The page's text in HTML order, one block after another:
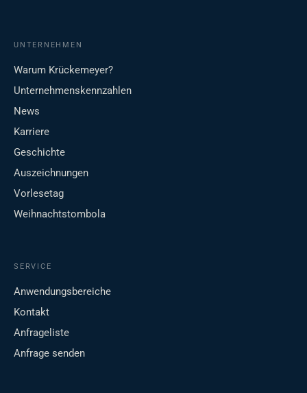
UNTERNEHMEN
Warum Krückemeyer?
Unternehmenskennzahlen
News
Karriere
Geschichte
Auszeichnungen
Vorlesetag
Weihnachtstombola
SERVICE
Anwendungsbereiche
Kontakt
Anfrageliste
Anfrage senden